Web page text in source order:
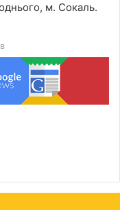
м. Сокаль.